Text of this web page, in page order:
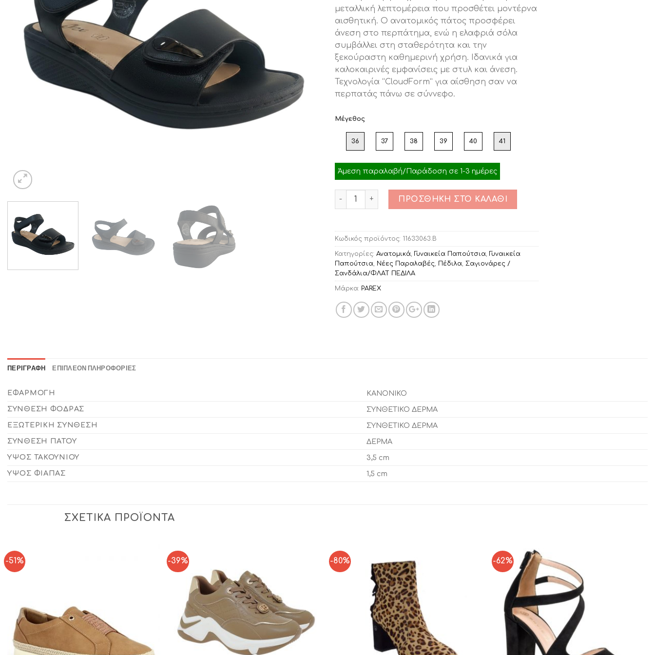
€34.00.
μεταλλική λεπτομέρεια που προσθέτει μοντέρνα
αισθητική. Ο ανατομικός πάτος προσφέρει
άνεση στο περπάτημα, ενώ η ελαφριά σόλα
συμβάλλει στη σταθερότητα και την
ξεκούραστη καθημερινή χρήση. Ιδανικά για
καλοκαιρινές εμφανίσεις με στυλ και άνεση.
Τεχνολογία “CloudForm” για αίσθηση σαν να
περπατάς πάνω σε σύννεφο.
Μέγεθος
36 37 38 39 40 41
Άμεση παραλαβή/Παράδοση σε 1-3 ημέρες
Ποσότητα
ΠΡΟΣΘΉΚΗ ΣΤΟ ΚΑΛΆΘΙ
Κωδικός προϊόντος: 11633063.B
Κατηγορίες: Ανατομικά Γυναικεία Παπούτσια
Γυναικεία
Παπούτσια
Νέες Παραλαβές Πέδιλα Σαγιονάρες /
Σανδάλια/ΦΛΑΤ ΠΕΔΙΛΑ
Μάρκα: PAREX
ΠΕΡΙΓΡΑΦΉ ΕΠΙΠΛΈΟΝ ΠΛΗΡΟΦΟΡΊΕΣ
ΕΦΑΡΜΟΓΉ
ΚΑΝΟΝΙΚΟ
ΣΎΝΘΕΣΗ ΦΌΔΡΑΣ
ΣΥΝΘΕΤΙΚΟ ΔΕΡΜΑ
ΕΞΩΤΕΡΙΚΉ ΣΎΝΘΕΣΗ
ΣΥΝΘΕΤΙΚΟ ΔΕΡΜΑ
ΣΎΝΘΕΣΗ ΠΆΤΟΥ
ΔΕΡΜΑ
ΎΨΟΣ ΤΑΚΟΥΝΙΟΎ
3,5 cm
ΎΨΟΣ ΦΙΆΠΑΣ
1,5 cm
ΣΧΕΤΙΚΆ ΠΡΟΪΌΝΤΑ
-51% -39% -80% -62%